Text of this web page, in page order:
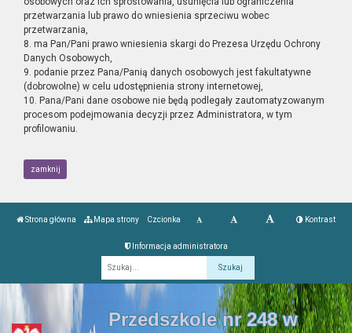
przetwarzania lub prawo do wniesienia sprzeciwu wobec
przetwarzania,
8. ma Pan/Pani prawo wniesienia skargi do Prezesa Urzędu Ochrony
Danych Osobowych,
9. podanie przez Pana/Panią danych osobowych jest fakultatywne
(dobrowolne) w celu udostępnienia strony internetowej,
10. Pana/Pani dane osobowe nie będą podlegały zautomatyzowanym
procesom podejmowania decyzji przez Administratora, w tym
profilowaniu.
zamknij
Strona główna Mapa strony Czcionka Kontrast
Informacja administratora
Przedszkole nr 248 w